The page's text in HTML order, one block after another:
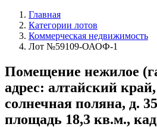
Главная
Категории лотов
Коммерческая недвижимость
Лот №59109-ОАОФ-1
Помещение нежилое
адрес: алтайский край,
солнечная поляна, д.
площадь 18,3 кв.м.,